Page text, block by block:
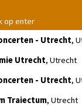
op enter
- Utrecht,
Utrecht, Utrecht
- Utrecht,
Traiectum, Utrecht